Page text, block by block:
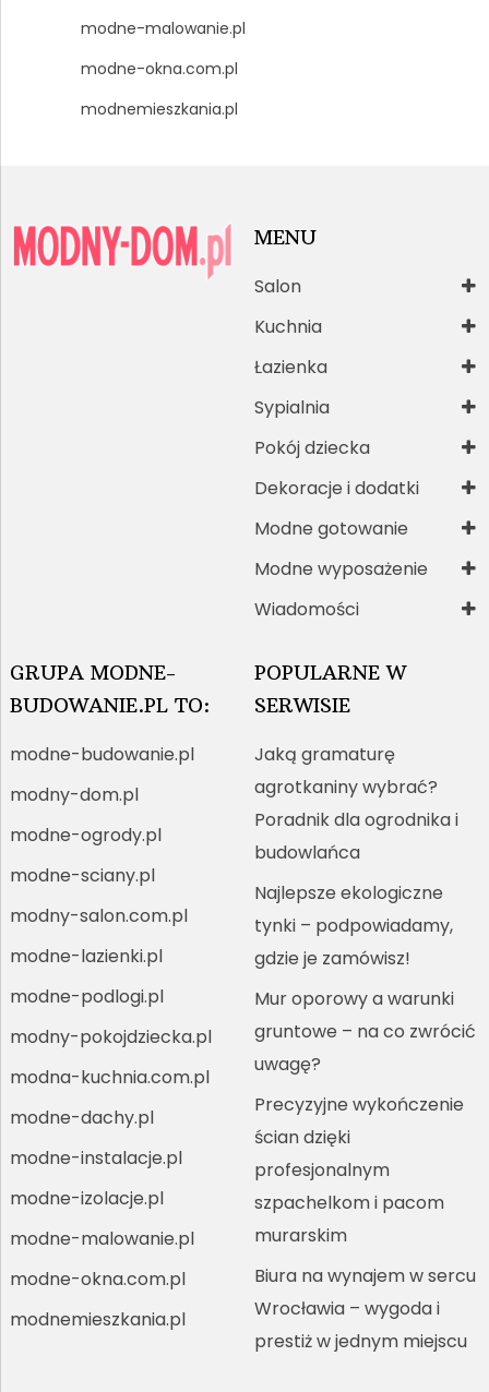
modne-malowanie.pl
modne-okna.com.pl
modnemieszkania.pl
MENU
Salon
Kuchnia
Łazienka
Sypialnia
Pokój dziecka
Dekoracje i dodatki
Modne gotowanie
Modne wyposażenie
Wiadomości
GRUPA MODNE-
BUDOWANIE.PL TO:
modne-budowanie.pl
modny-dom.pl
modne-ogrody.pl
modne-sciany.pl
modny-salon.com.pl
modne-lazienki.pl
modne-podlogi.pl
modny-pokojdziecka.pl
modna-kuchnia.com.pl
modne-dachy.pl
modne-instalacje.pl
modne-izolacje.pl
modne-malowanie.pl
modne-okna.com.pl
modnemieszkania.pl
POPULARNE W
SERWISIE
Jaką gramaturę
agrotkaniny wybrać?
Poradnik dla ogrodnika i
budowlańca
Najlepsze ekologiczne
tynki – podpowiadamy,
gdzie je zamówisz!
Mur oporowy a warunki
gruntowe – na co zwrócić
uwagę?
Precyzyjne wykończenie
ścian dzięki
profesjonalnym
szpachelkom i pacom
murarskim
Biura na wynajem w sercu
Wrocławia – wygoda i
prestiż w jednym miejscu